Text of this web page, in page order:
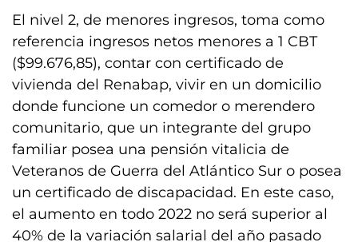
El nivel 2, de menores ingresos, toma como
referencia ingresos netos menores a 1 CBT
($99.676,85), contar con certificado de
vivienda del Renabap, vivir en un domicilio
donde funcione un comedor o merendero
comunitario, que un integrante del grupo
familiar posea una pensión vitalicia de
Veteranos de Guerra del Atlántico Sur o posea
un certificado de discapacidad. En este caso,
el aumento en todo 2022 no será superior al
40% de la variación salarial del año pasado